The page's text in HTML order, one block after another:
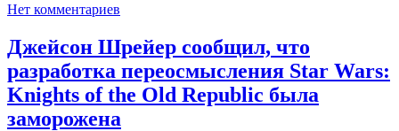
Нет комментариев
Джейсон Шрейер сообщил, что
разработка переосмысления Star Wars:
Knights of the Old Republic была
заморожена